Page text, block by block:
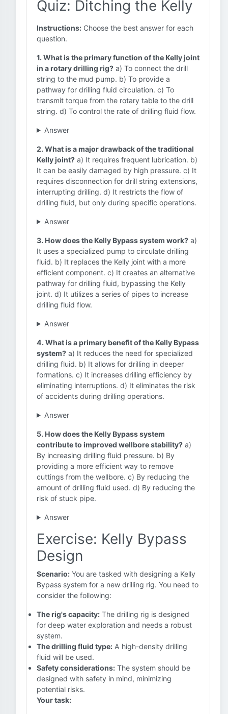
Quiz: Ditching the Kelly
Instructions: Choose the best answer for each
question.
1. What is the primary function of the Kelly joint
in a rotary drilling rig? a) To connect the drill
string to the mud pump. b) To provide a
pathway for drilling fluid circulation. c) To
transmit torque from the rotary table to the drill
string. d) To control the rate of drilling fluid flow.
Answer
2. What is a major drawback of the traditional
Kelly joint? a) It requires frequent lubrication. b)
It can be easily damaged by high pressure. c) It
requires disconnection for drill string extensions,
interrupting drilling. d) It restricts the flow of
drilling fluid, but only during specific operations.
Answer
3. How does the Kelly Bypass system work? a)
It uses a specialized pump to circulate drilling
fluid. b) It replaces the Kelly joint with a more
efficient component. c) It creates an alternative
pathway for drilling fluid, bypassing the Kelly
joint. d) It utilizes a series of pipes to increase
drilling fluid flow.
Answer
4. What is a primary benefit of the Kelly Bypass
system? a) It reduces the need for specialized
drilling fluid. b) It allows for drilling in deeper
formations. c) It increases drilling efficiency by
eliminating interruptions. d) It eliminates the risk
of accidents during drilling operations.
Answer
5. How does the Kelly Bypass system
contribute to improved wellbore stability? a)
By increasing drilling fluid pressure. b) By
providing a more efficient way to remove
cuttings from the wellbore. c) By reducing the
amount of drilling fluid used. d) By reducing the
risk of stuck pipe.
Answer
Exercise: Kelly Bypass
Design
Scenario: You are tasked with designing a Kelly
Bypass system for a new drilling rig. You need to
consider the following:
The rig's capacity: The drilling rig is designed
for deep water exploration and needs a robust
system.
The drilling fluid type: A high-density drilling
fluid will be used.
Safety considerations: The system should be
designed with safety in mind, minimizing
potential risks.
Your task: